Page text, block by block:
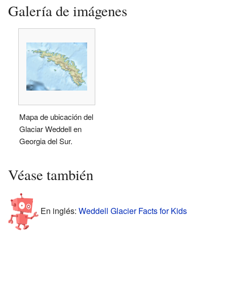
Galería de imágenes
Mapa de ubicación del
Glaciar Weddell en
Georgia del Sur.
Véase también
En inglés: Weddell Glacier Facts for Kids